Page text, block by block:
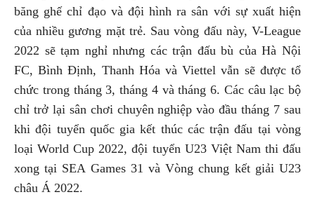
băng ghế chỉ đạo và đội hình ra sân với sự xuất hiện
của nhiều gương mặt trẻ. Sau vòng đấu này, V-League
2022 sẽ tạm nghỉ nhưng các trận đấu bù của Hà Nội
FC, Bình Định, Thanh Hóa và Viettel vẫn sẽ được tổ
chức trong tháng 3, tháng 4 và tháng 6. Các câu lạc bộ
chỉ trở lại sân chơi chuyên nghiệp vào đầu tháng 7 sau
khi đội tuyển quốc gia kết thúc các trận đấu tại vòng
loại World Cup 2022, đội tuyển U23 Việt Nam thi đấu
xong tại SEA Games 31 và Vòng chung kết giải U23
châu Á 2022.